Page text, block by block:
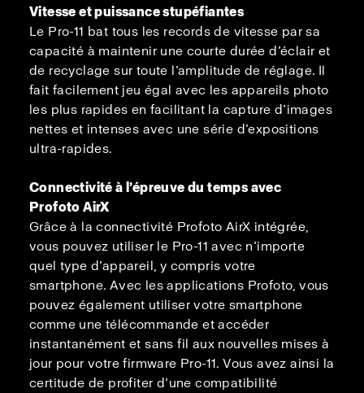
Vitesse et puissance stupéfiantes
Le Pro-11 bat tous les records de vitesse par sa
capacité à maintenir une courte durée d’éclair et
de recyclage sur toute l’amplitude de réglage. Il
fait facilement jeu égal avec les appareils photo
les plus rapides en facilitant la capture d’images
nettes et intenses avec une série d’expositions
ultra-rapides.
Connectivité à l’épreuve du temps avec
Profoto AirX
Grâce à la connectivité Profoto AirX intégrée,
vous pouvez utiliser le Pro-11 avec n’importe
quel type d’appareil, y compris votre
smartphone. Avec les applications Profoto, vous
pouvez également utiliser votre smartphone
comme une télécommande et accéder
instantanément et sans fil aux nouvelles mises à
jour pour votre firmware Pro-11. Vous avez ainsi la
certitude de profiter d’une compatibilité